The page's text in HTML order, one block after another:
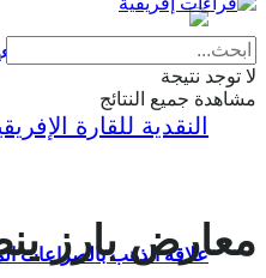
علاقة الذهب بالصراعات
لا توجد نتيجة
مشاهدة جميع النتائج
معارض بارز